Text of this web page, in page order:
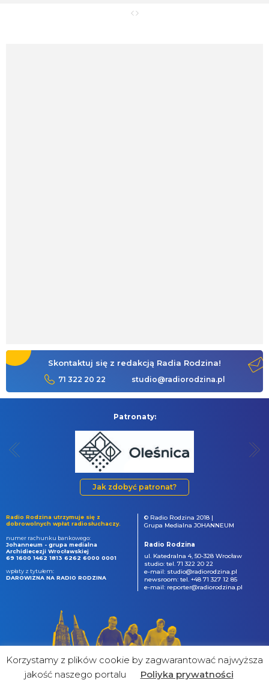
Skontaktuj się z redakcją Radia Rodzina!
71 322 20 22 studio@radiorodzina.pl
Patronaty:
Jak zdobyć patronat?
Radio Rodzina utrzymuje się z
dobrowolnych wpłat radiosłuchaczy.
numer rachunku bankowego:
Johanneum - grupa medialna
Archidiecezji Wrocławskiej
69 1600 1462 1813 6262 6000 0001
wpłaty z tytułem:
DAROWIZNA NA RADIO RODZINA
© Radio Rodzina 2018 |
Grupa Medialna JOHANNEUM
Radio Rodzina
ul. Katedralna 4, 50-328 Wrocław
studio: tel. 71 322 20 22
e-mail: studio@radiorodzina.pl
newsroom: tel. +48 71 327 12 85
e-mail: reporter@radiorodzina.pl
Korzystamy z plików cookie by zagwarantować najwyższa
jakość naszego portalu
Poliyka prywatności